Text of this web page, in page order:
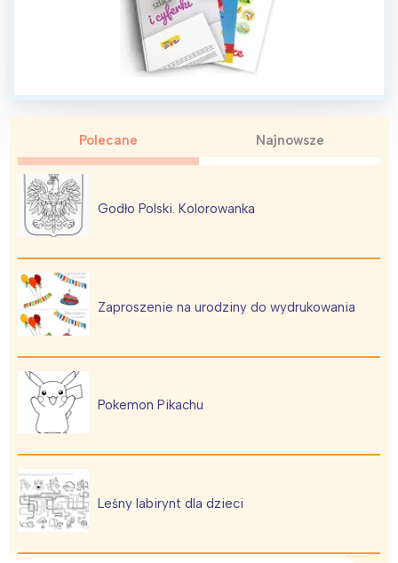
Polecane Najnowsze
Godło Polski. Kolorowanka
Zaproszenie na urodziny do wydrukowania
Pokemon Pikachu
Leśny labirynt dla dzieci